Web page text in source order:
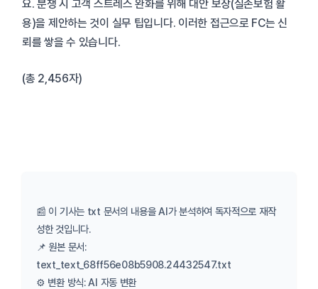
요. 분쟁 시 고객 스트레스 완화를 위해 대안 보장(실손보험 활
용)을 제안하는 것이 실무 팁입니다. 이러한 접근으로 FC는 신
뢰를 쌓을 수 있습니다.
(총 2,456자)
📰 이 기사는 txt 문서의 내용을 AI가 분석하여 독자적으로 재작
성한 것입니다.
📌 원본 문서:
text_text_68ff56e08b5908.24432547.txt
⚙️ 변환 방식: AI 자동 변환